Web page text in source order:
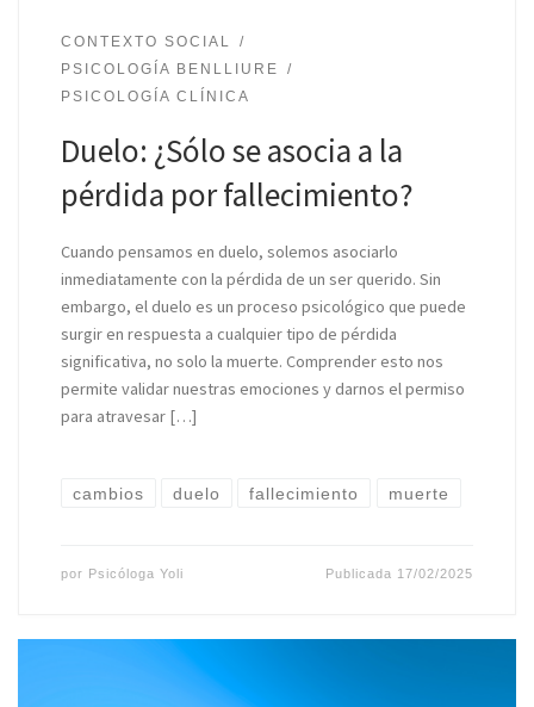
CONTEXTO SOCIAL
PSICOLOGÍA BENLLIURE
PSICOLOGÍA CLÍNICA
Duelo: ¿Sólo se asocia a la
pérdida por fallecimiento?
Cuando pensamos en duelo, solemos asociarlo
inmediatamente con la pérdida de un ser querido. Sin
embargo, el duelo es un proceso psicológico que puede
surgir en respuesta a cualquier tipo de pérdida
significativa, no solo la muerte. Comprender esto nos
permite validar nuestras emociones y darnos el permiso
para atravesar […]
cambios duelo fallecimiento muerte
por Psicóloga Yoli Publicada 17/02/2025